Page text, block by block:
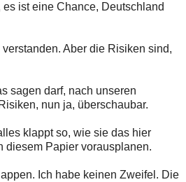
ist eine Chance, Deutschland
Aber die Risiken sind,
sagen darf, nach unseren
nun ja, überschaubar.
klappt so, wie sie das hier
diesem Papier vorausplanen.
Ich habe keinen Zweifel. Die